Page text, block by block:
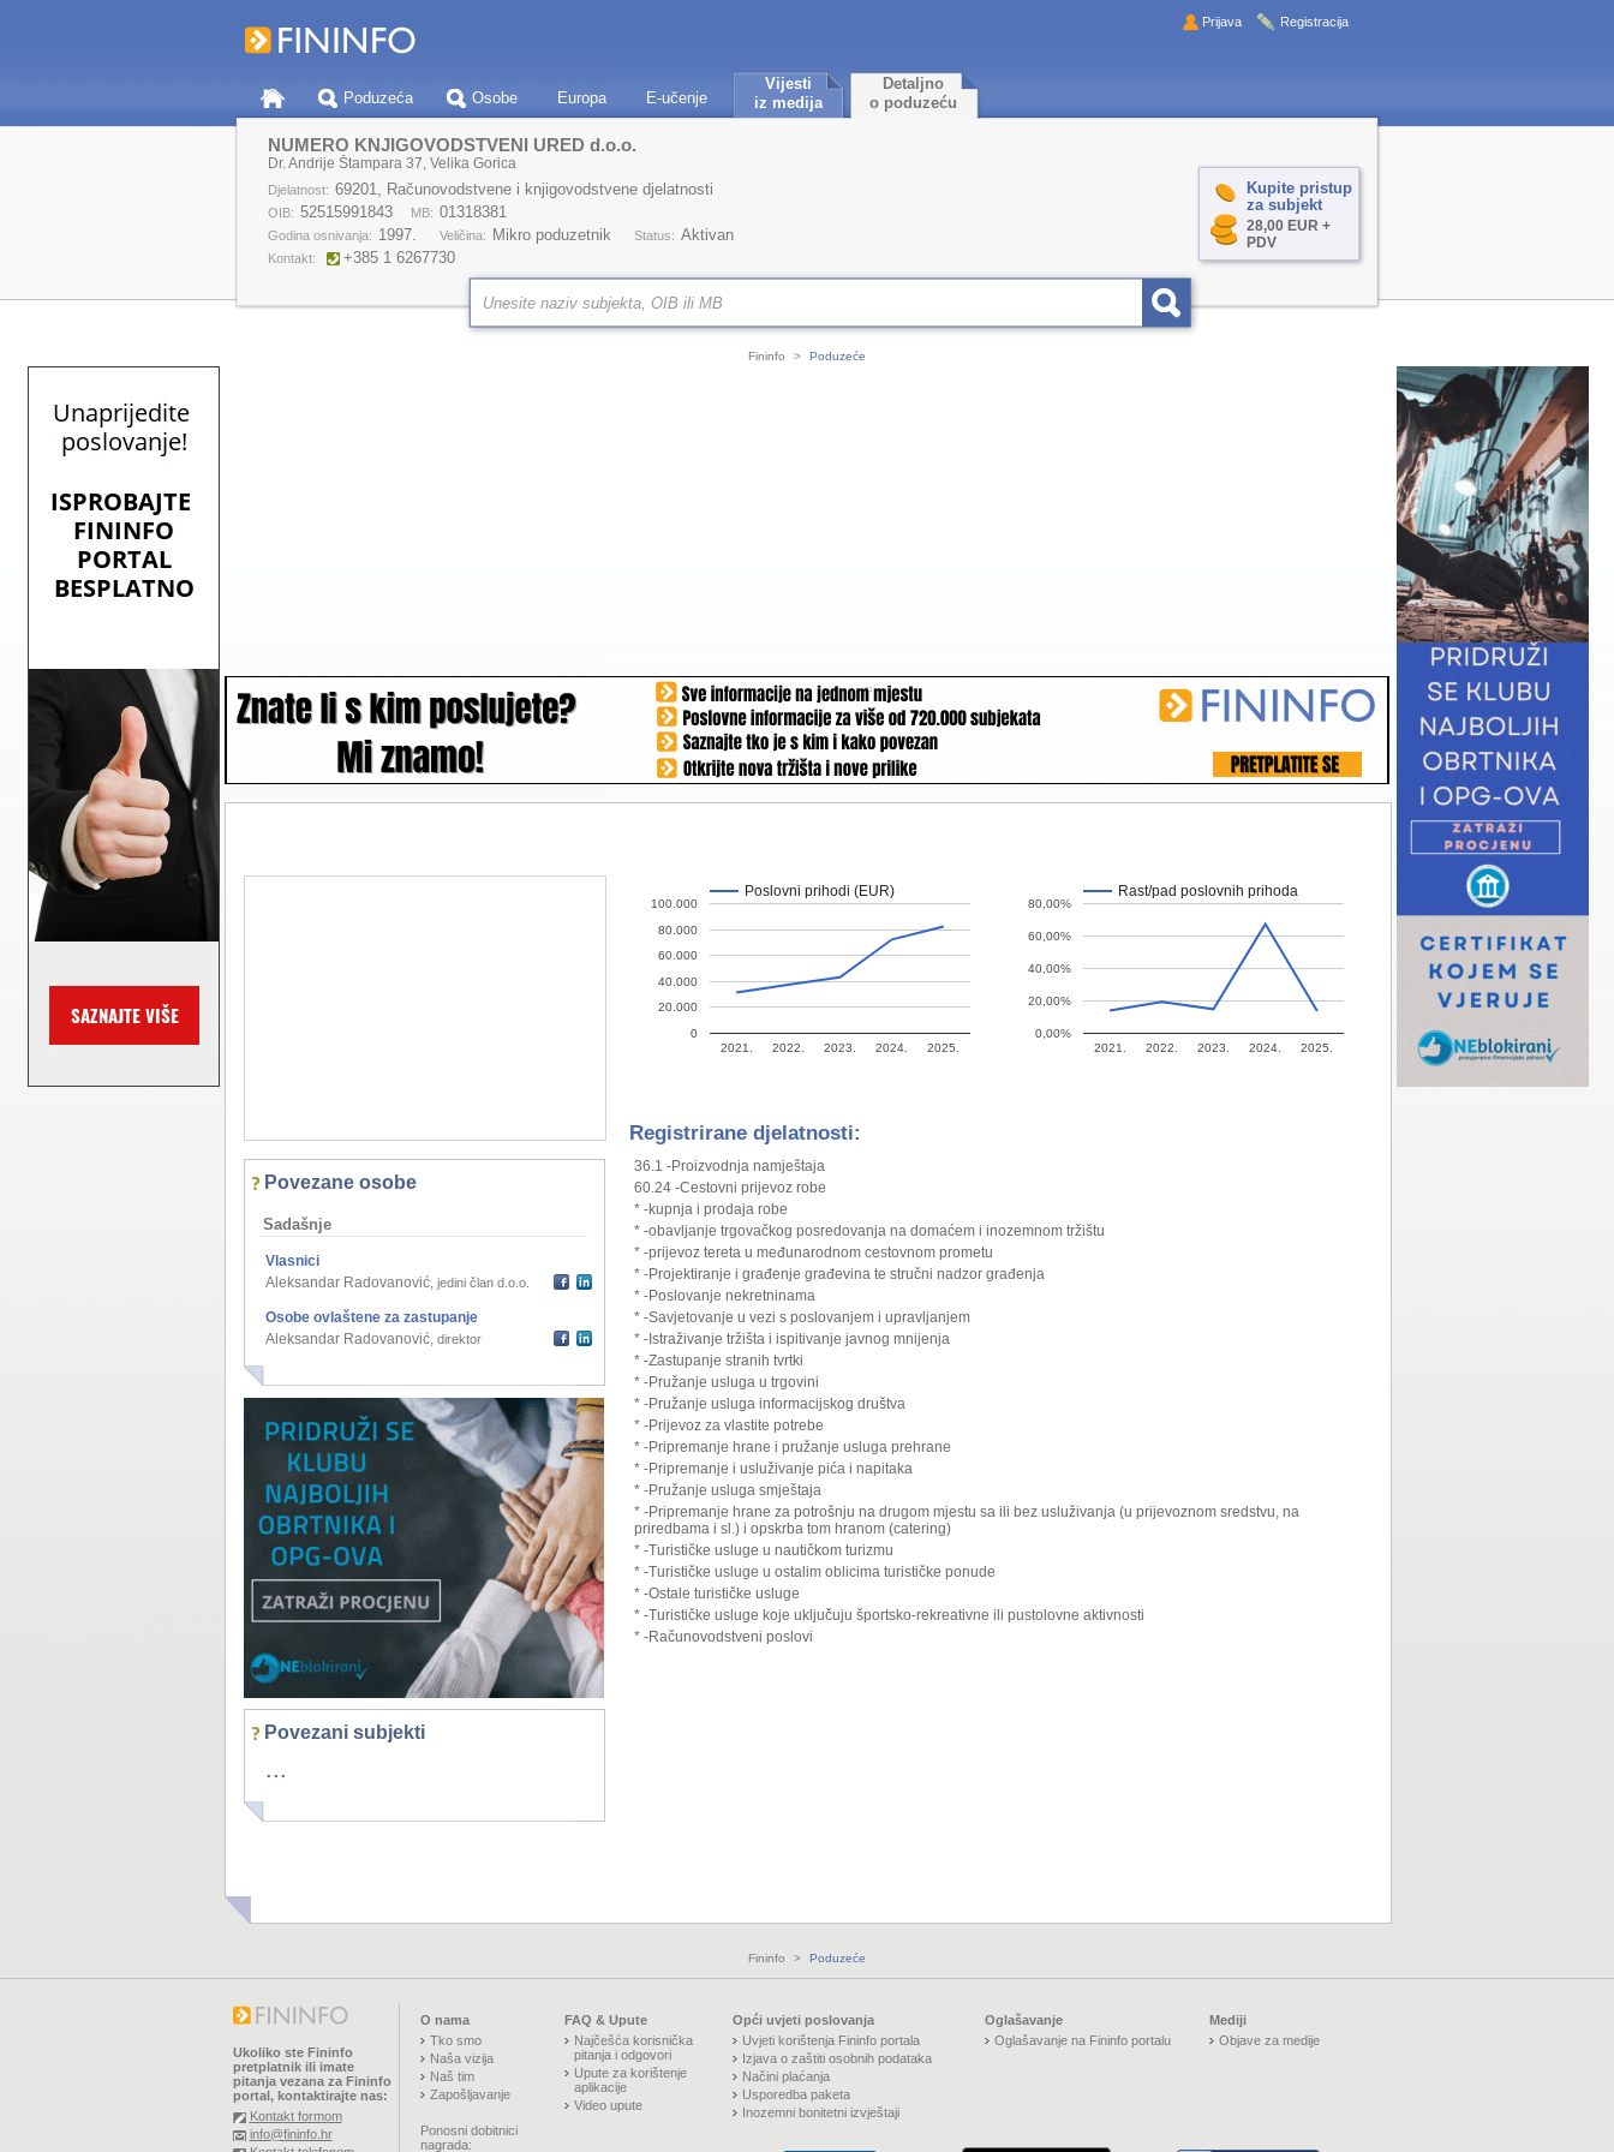
Poduzeća Osobe Europa E-učenje
Vijesti
iz medija
Detaljno
o poduzeću
Prijava Registracija
Kupite pristup
za subjekt
28,00 EUR +
PDV
NUMERO KNJIGOVODSTVENI URED d.o.o.
Dr. Andrije Štampara 37, Velika Gorica
Djelatnost: 69201, Računovodstvene i knjigovodstvene djelatnosti
OIB: 52515991843 MB: 01318381
Godina osnivanja: 1997. Veličina: Mikro poduzetnik Status: Aktivan
Kontakt: +385 1 6267730
Fininfo > Poduzeće
Povezane osobe
Sadašnje
Vlasnici
Aleksandar Radovanović, jedini član d.o.o.
Osobe ovlaštene za zastupanje
Aleksandar Radovanović, direktor
Povezani subjekti
...
Poslovni prihodi (EUR)
2021. 2022. 2023. 2024. 2025.
0
20.000
40.000
60.000
80.000
100.000
Rast/pad poslovnih prihoda
2021. 2022. 2023. 2024. 2025.
0,00%
20,00%
40,00%
60,00%
80,00%
Registrirane djelatnosti:
36.1 -Proizvodnja namještaja
60.24 -Cestovni prijevoz robe
* -kupnja i prodaja robe
* -obavljanje trgovačkog posredovanja na domaćem i inozemnom tržištu
* -prijevoz tereta u međunarodnom cestovnom prometu
* -Projektiranje i građenje građevina te stručni nadzor građenja
* -Poslovanje nekretninama
* -Savjetovanje u vezi s poslovanjem i upravljanjem
* -Istraživanje tržišta i ispitivanje javnog mnijenja
* -Zastupanje stranih tvrtki
* -Pružanje usluga u trgovini
* -Pružanje usluga informacijskog društva
* -Prijevoz za vlastite potrebe
* -Pripremanje hrane i pružanje usluga prehrane
* -Pripremanje i usluživanje pića i napitaka
* -Pružanje usluga smještaja
* -Pripremanje hrane za potrošnju na drugom mjestu sa ili bez usluživanja (u prijevoznom sredstvu, na
priredbama i sl.) i opskrba tom hranom (catering)
* -Turističke usluge u nautičkom turizmu
* -Turističke usluge u ostalim oblicima turističke ponude
* -Ostale turističke usluge
* -Turističke usluge koje uključuju športsko-rekreativne ili pustolovne aktivnosti
* -Računovodstveni poslovi
Fininfo > Poduzeće
Ukoliko ste Fininfo
pretplatnik ili imate
pitanja vezana za Fininfo
portal, kontaktirajte nas:
Kontakt formom
info@fininfo.hr
O nama
Tko smo
Naša vizija
Naš tim
Zapošljavanje
Ponosni dobitnici
nagrada:
FAQ & Upute
Najčešća korisnička
pitanja i odgovori
Upute za korištenje
aplikacije
Video upute
Opći uvjeti poslovanja
Uvjeti korištenja Fininfo portala
Izjava o zaštiti osobnih podataka
Načini plaćanja
Usporedba paketa
Inozemni bonitetni izvještaji
Oglašavanje
Oglašavanje na Fininfo portalu
Mediji
Objave za medije